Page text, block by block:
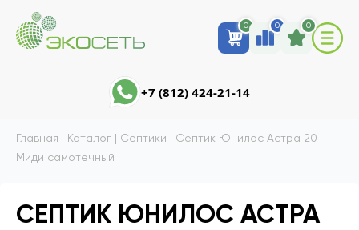
0 0 0
+7 (812) 424-21-14
Главная | Каталог | Септики | Септик Юнилос Астра 20
Миди самотечный
СЕПТИК ЮНИЛОС АСТРА